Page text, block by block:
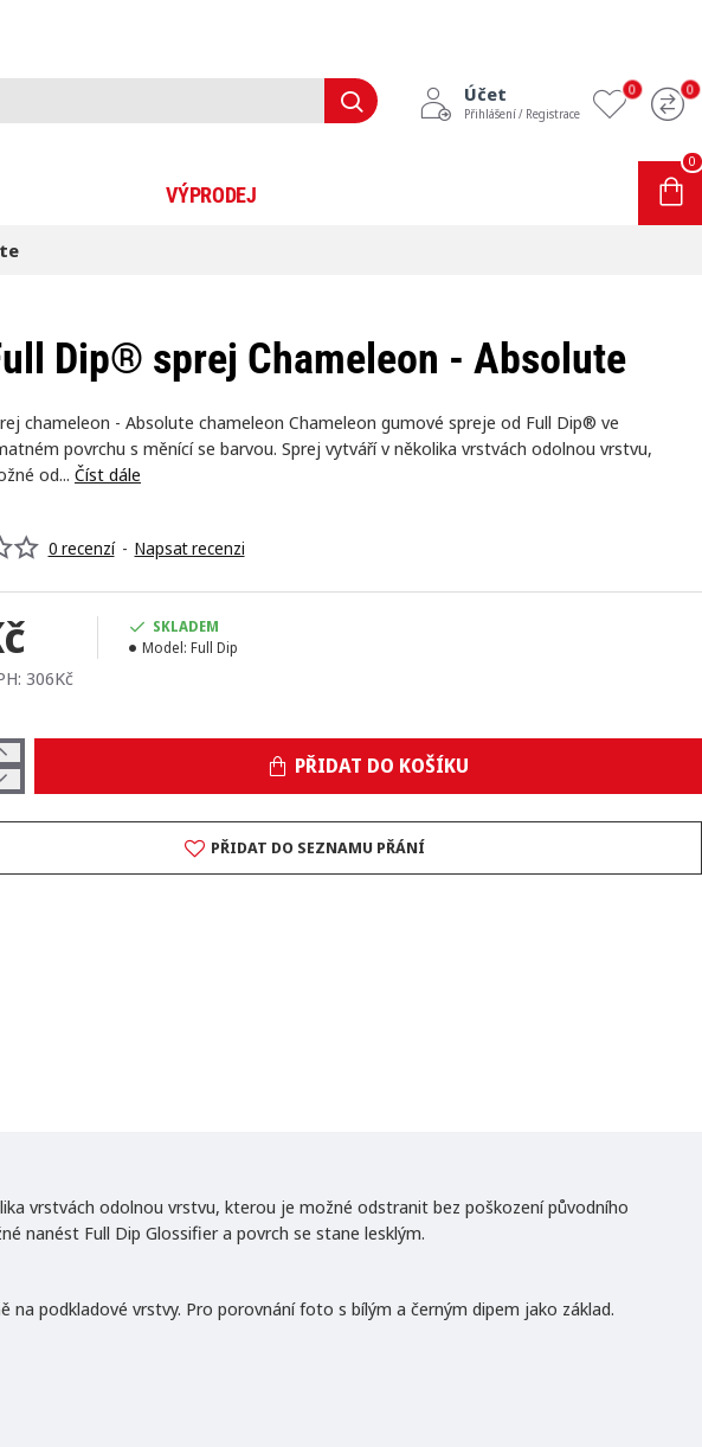
Účet
Přihlášení / Registrace
0 0
VÝPRODEJ
0
Dip® sprej Chameleon - Absolute
chameleon - Absolute chameleon Chameleon gumové spreje od Full Dip® ve
povrchu s měnící se barvou. Sprej vytváří v několika vrstvách odolnou vrstvu,
od... Číst dále
0 recenzí - Napsat recenzi
306Kč
SKLADEM
Model: Full Dip
PŘIDAT DO KOŠÍKU
PŘIDAT DO SEZNAMU PŘÁNÍ
vrstvách odolnou vrstvu, kterou je možné odstranit bez poškození původního
nanést Full Dip Glossifier a povrch se stane lesklým.
podkladové vrstvy. Pro porovnání foto s bílým a černým dipem jako základ.